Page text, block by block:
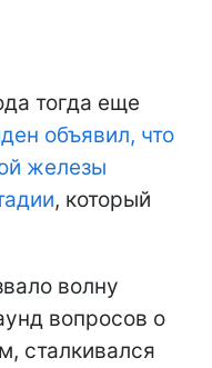
тогда еще
объявил, что
железы
, который
волну
вопросов о
сталкивался